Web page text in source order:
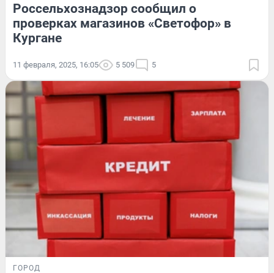
Россельхознадзор сообщил о
проверках магазинов «Светофор» в
Кургане
11 февраля, 2025, 16:05 5 509 5
ГОРОД